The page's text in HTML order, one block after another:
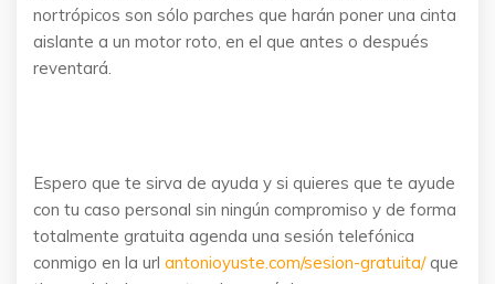
nortrópicos son sólo parches que harán poner una cinta
aislante a un motor roto, en el que antes o después
reventará.
Espero que te sirva de ayuda y si quieres que te ayude
con tu caso personal sin ningún compromiso y de forma
totalmente gratuita agenda una sesión telefónica
conmigo en la url antonioyuste.com/sesion-gratuita/que